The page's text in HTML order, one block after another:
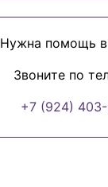
Нужна помощь
Звоните по
+7 (924)